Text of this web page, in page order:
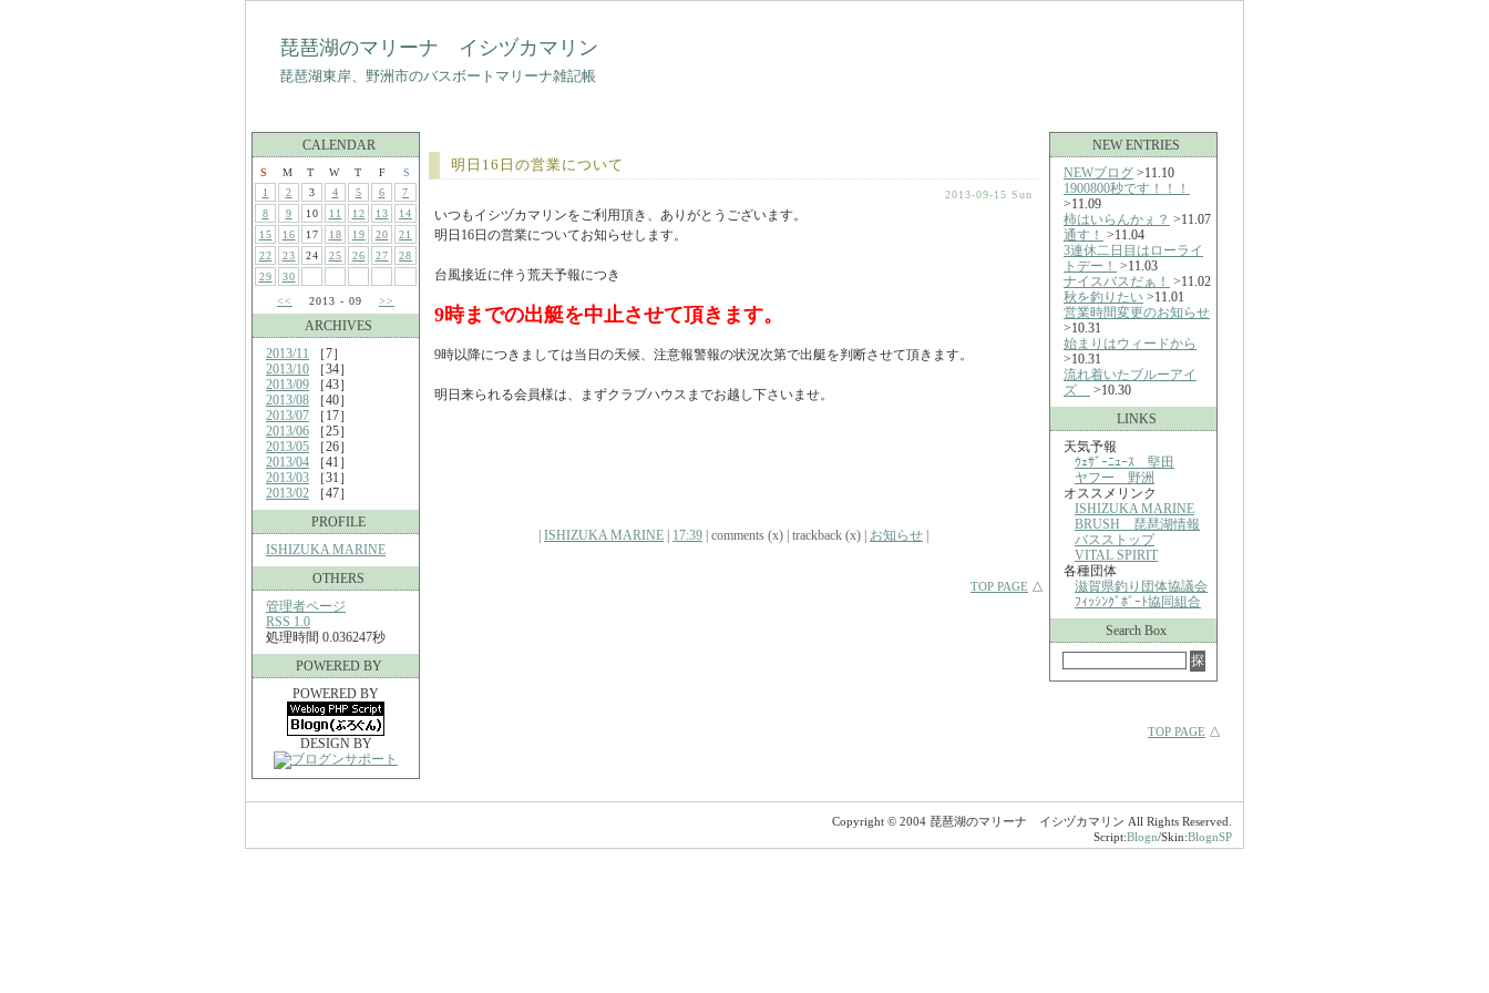
琵琶湖のマリーナ イシヅカマリン
琵琶湖東岸、野洲市のバスボートマリーナ雑記帳
CALENDAR
S M T W T F
S
1
2 3 4 5 6
7
8
9 10 11 12 13
14
15
16 17 18 19 20
21
22
23 24 25 26 27
28
29
30
<<
2013 - 09 >>
ARCHIVES
2013/11 ［7］
2013/10 ［34］
2013/09 ［43］
2013/08 ［40］
2013/07 ［17］
2013/06 ［25］
2013/05 ［26］
2013/04 ［41］
2013/03 ［31］
2013/02 ［47］
PROFILE
ISHIZUKA MARINE
OTHERS
管理者ページ
RSS 1.0
処理時間 0.036247秒
POWERED BY
POWERED BY
DESIGN BY
明日16日の営業について
2013-09-15 Sun
いつもイシヅカマリンをご利用頂き、ありがとうございます。
明日16日の営業についてお知らせします。
台風接近に伴う荒天予報につき
9時までの出艇を中止させて頂きます。
9時以降につきましては当日の天候、注意報警報の状況次第で出艇を判断させて頂きます。
明日来られる会員様は、まずクラブハウスまでお越し下さいませ。
ISHIZUKA MARINE 17:39 | comments (x) | trackback (x) | お知らせ
TOP PAGE △
NEW ENTRIES
NEWブログ >11.10
1900800秒です！！！
>11.09
柿はいらんかぇ？ >11.07
通す！ >11.04
3連休二日目はローライ
トデー！ >11.03
ナイスバスだぁ！ >11.02
秋を釣りたい >11.01
営業時間変更のお知らせ
>10.31
始まりはウィードから
>10.31
流れ着いたブルーアイ
ズ
>10.30
LINKS
天気予報
ｳｪｻﾞｰﾆｭｰｽ 堅田
ヤフー 野洲
オススメリンク
ISHIZUKA MARINE
BRUSH 琵琶湖情報
バスストップ
VITAL SPIRIT
各種団体
滋賀県釣り団体協議会
ﾌｨｯｼﾝｸﾞﾎﾞｰﾄ協同組合
Search Box
TOP PAGE △
Copyright © 2004 琵琶湖のマリーナ イシヅカマリン All Rights Reserved.
Script:Blogn/Skin:BlognSP